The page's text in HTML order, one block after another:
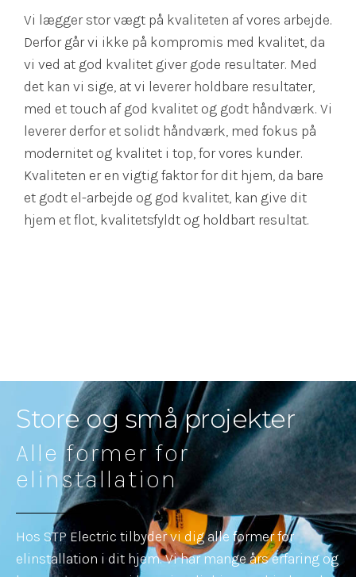
Vi lægger stor vægt på kvaliteten af vores arbejde.
Derfor går vi ikke på kompromis med kvalitet, da
vi ved at god kvalitet giver gode resultater. Med
det kan vi sige, at vi leverer holdbare resultater,
med et touch af god kvalitet og godt håndværk. Vi
leverer derfor et solidt håndværk, med fokus på
modernitet og kvalitet i top, for vores kunder.
Kvaliteten er en vigtig faktor for dit hjem, da bare
et godt el-arbejde og god kvalitet, kan give dit
hjem et flot, kvalitetsfyldt og holdbart resultat.
Store og små projekter
Alle former for
elinstallation
Hos STP Electric tilbyder vi dig alle former for
elinstallation i dit hjem. Vi har mange års erfaring og